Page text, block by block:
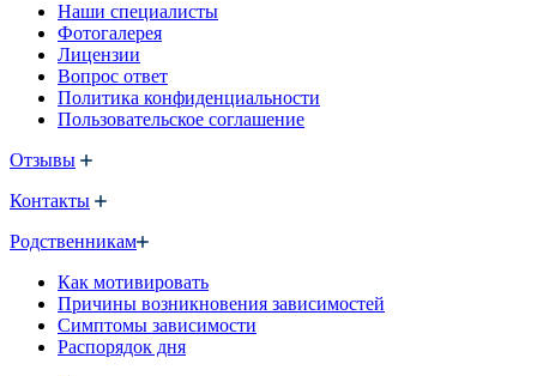
Наши специалисты
Фотогалерея
Лицензии
Вопрос ответ
Политика конфиденциальности
Пользовательское соглашение
Отзывы
Контакты
Родственникам
Как мотивировать
Причины возникновения зависимостей
Симптомы зависимости
Распорядок дня